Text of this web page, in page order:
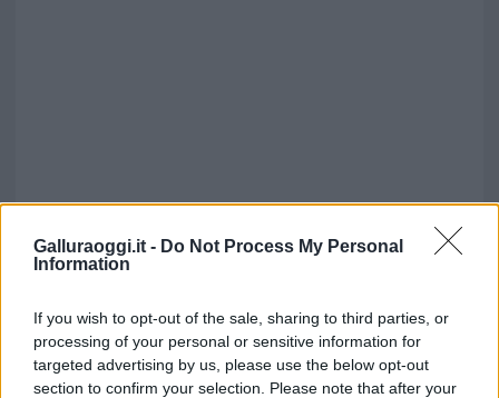
Galluraoggi.it - Do Not Process My Personal
Information
If you wish to opt-out of the sale, sharing to third parties, or
processing of your personal or sensitive information for
targeted advertising by us, please use the below opt-out
section to confirm your selection. Please note that after your